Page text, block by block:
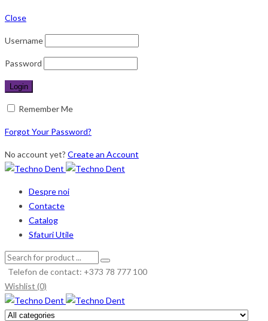
Close
Username
Password
Remember Me
Forgot Your Password?
No account yet? Create an Account
Despre noi
Contacte
Catalog
Sfaturi Utile
Telefon de contact: +373 78 777 100
Wishlist (0)